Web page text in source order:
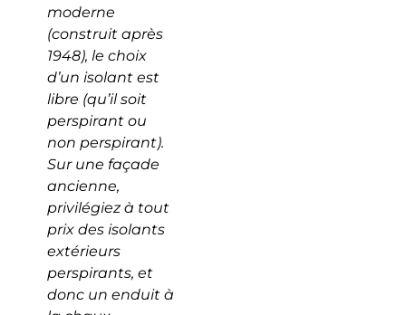
moderne
(construit après
1948), le choix
d’un isolant est
libre (qu’il soit
perspirant ou
non perspirant).
Sur une façade
ancienne,
privilégiez à tout
prix des isolants
extérieurs
perspirants, et
donc un enduit à